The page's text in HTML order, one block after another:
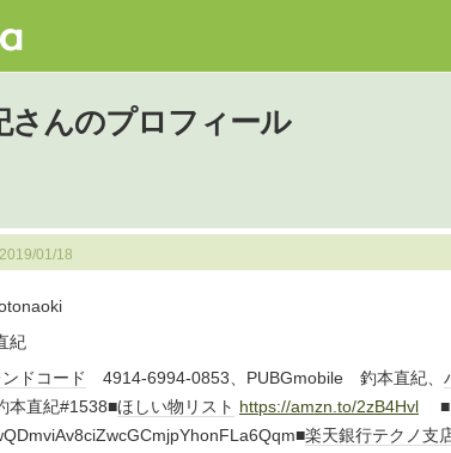
さんのプロフィール
2019/01/18
紀
ドコード 4914-6994-0853、PUBGmobile 釣本直紀、
本直紀#1538■ほしい物リスト https://amzn.to/2zB4Hvl
楽天銀行テクノ支